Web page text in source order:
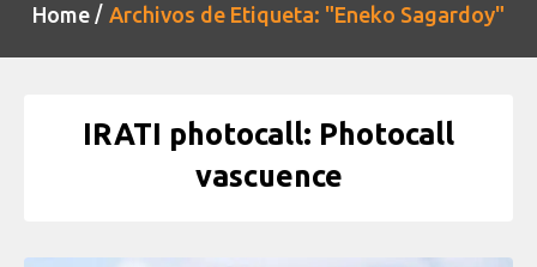
Home Archivos de Etiqueta: "Eneko Sagardoy"
IRATI photocall: Photocall
vascuence